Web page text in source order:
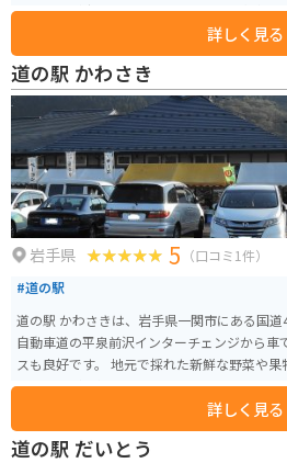
見ることが出来ます。近くには公園や水車も
こいの場所です。トイレもあるので、休憩が
すめです。
詳しく見る
道の駅 かわさき
岩手県 5 （口コミ1件）
#道の駅
道の駅 かわさきは、岩手県一関市にある国道4号
自動車道の平泉前沢インターチェンジから車
スも良好です。 地元で採れた新鮮な野菜や果物、加工品などを販売する産直
コーナーが人気です。 特に、地元産のブランド豚「いわいずみ短角牛」を使
ったメンチカツやコロッケなどの軽食は、こ
人気があります。 また、併設されているレストランでは、地元産の食材をふ
んだんに使った料理を楽しむことができます。 バイクで訪れる場合は、広い
詳しく見る
道の駅 だいとう